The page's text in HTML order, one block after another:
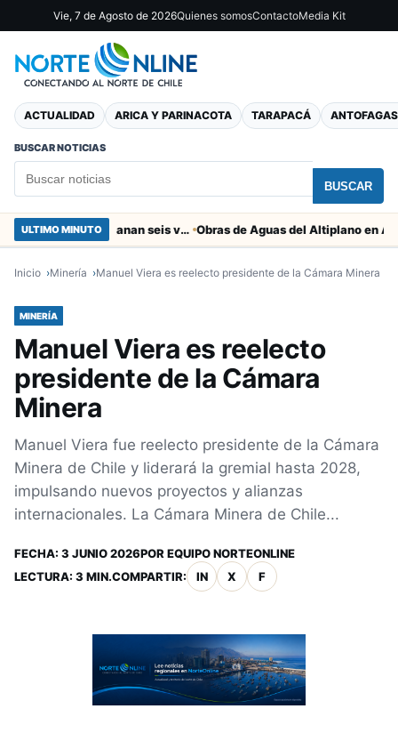
Vie, 7 de Agosto de 2026Quienes somosContactoMedia Kit
ACTUALIDAD ARICA Y PARINACOTA TARAPACÁ
BUSCAR NOTICIAS
BUSCAR
ULTIMO MINUTO Brecha salarial de género: Los hombres ganan seis veces más que las mujeres
Inicio Minería Manuel Viera es reelecto presidente de la Cámara Minera
MINERÍA
Manuel Viera es reelecto
presidente de la Cámara
Minera
Manuel Viera fue reelecto presidente de la Cámara
Minera de Chile y liderará la gremial hasta 2028,
impulsando nuevos proyectos y alianzas
internacionales. La Cámara Minera de Chile...
FECHA: 3 JUNIO 2026POR EQUIPO NORTEONLINE
LECTURA: 3 MIN.COMPARTIR: IN X F